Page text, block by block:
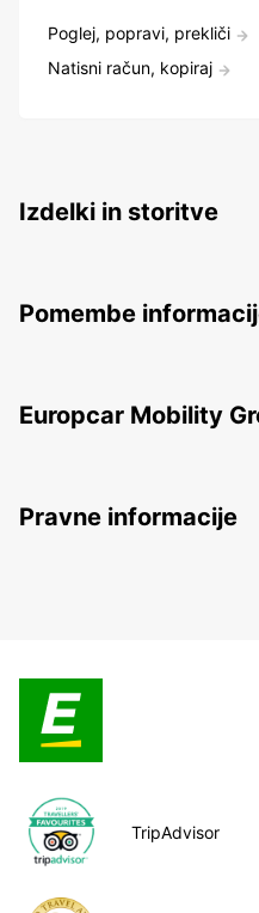
Poglej, popravi, prekliči
Natisni račun, kopiraj
Izdelki in storitve
Pomembe
Europcar Mobility
Pravne informacije
TripAdvisor